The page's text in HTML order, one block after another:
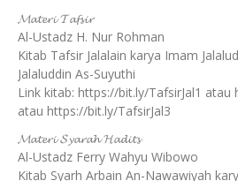
𝓜𝓪𝓽𝓮𝓻𝓲 𝓣𝓪𝓯𝓼𝓲𝓻
Al-Ustadz H. Nur Rohman
Kitab Tafsir Jalalain karya Imam
Jalaluddin As-Suyuthi
Link kitab: https://bit.ly/TafsirJal1 atau
atau https://bit.ly/TafsirJal3
𝓜𝓪𝓽𝓮𝓻𝓲 𝓢𝔂𝓪𝓻𝓪𝓱 𝓗𝓪𝓭𝓲𝓽𝓼
Al-Ustadz Ferry Wahyu Wibowo
Kitab Syarh Arbain An-Nawawiyah